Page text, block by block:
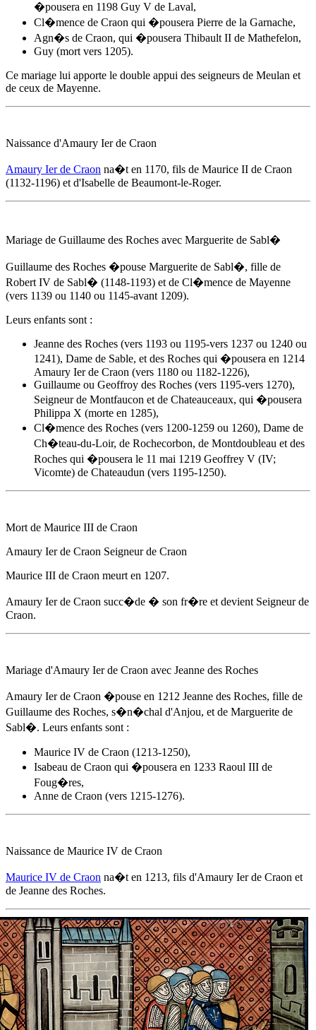
�pousera en 1198 Guy V de Laval,
Cl�mence de Craon qui �pousera Pierre de la Garnache,
Agn�s de Craon, qui �pousera Thibault II de Mathefelon,
Guy (mort vers 1205).
Ce mariage lui apporte le double appui des seigneurs de Meulan et
de ceux de Mayenne.
Naissance d'Amaury Ier de Craon
Amaury Ier de Craon na�t en 1170, fils de Maurice II de Craon
(1132-1196) et d'Isabelle de Beaumont-le-Roger.
Mariage de Guillaume des Roches avec Marguerite de Sabl�
Guillaume des Roches �pouse Marguerite de Sabl�, fille de
Robert IV de Sabl� (1148-1193) et de Cl�mence de Mayenne
(vers 1139 ou 1140 ou 1145-avant 1209).
Leurs enfants sont :
Jeanne des Roches (vers 1193 ou 1195-vers 1237 ou 1240 ou
1241), Dame de Sable, et des Roches qui �pousera en 1214
Amaury Ier de Craon (vers 1180 ou 1182-1226),
Guillaume ou Geoffroy des Roches (vers 1195-vers 1270),
Seigneur de Montfaucon et de Chateauceaux, qui �pousera
Philippa X (morte en 1285),
Cl�mence des Roches (vers 1200-1259 ou 1260), Dame de
Ch�teau-du-Loir, de Rochecorbon, de Montdoubleau et des
Roches qui �pousera le 11 mai 1219 Geoffrey V (IV;
Vicomte) de Chateaudun (vers 1195-1250).
Mort de Maurice III de Craon
Amaury Ier de Craon Seigneur de Craon
Maurice III de Craon meurt en 1207.
Amaury Ier de Craon succ�de � son fr�re et devient Seigneur de
Craon.
Mariage d'Amaury Ier de Craon avec Jeanne des Roches
Amaury Ier de Craon �pouse en 1212 Jeanne des Roches, fille de
Guillaume des Roches, s�n�chal d'Anjou, et de Marguerite de
Sabl�. Leurs enfants sont :
Maurice IV de Craon (1213-1250),
Isabeau de Craon qui �pousera en 1233 Raoul III de
Foug�res,
Anne de Craon (vers 1215-1276).
Naissance de Maurice IV de Craon
Maurice IV de Craon na�t en 1213, fils d'Amaury Ier de Craon et
de Jeanne des Roches.